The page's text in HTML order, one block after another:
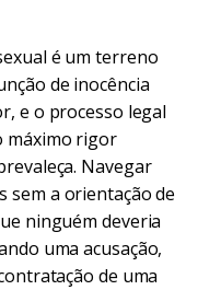
é um terreno
de inocência
e o processo legal
máximo rigor
Navegar
sem a orientação de
ninguém deveria
uma acusação,
de uma